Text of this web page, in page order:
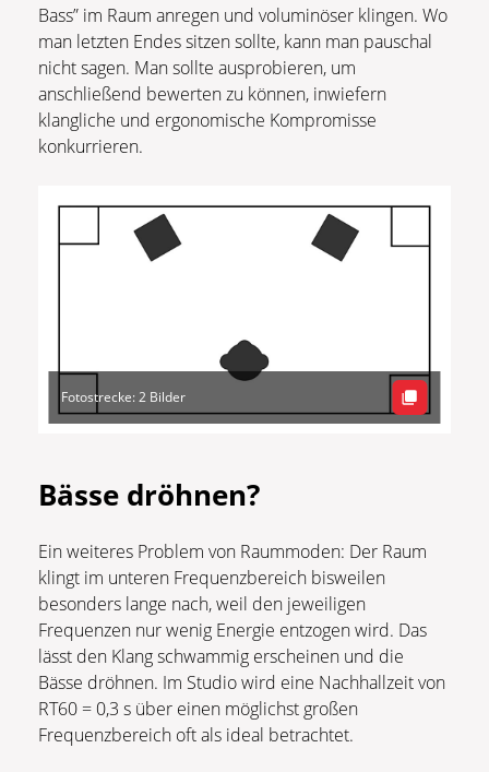
Bass” im Raum anregen und voluminöser klingen. Wo
man letzten Endes sitzen sollte, kann man pauschal
nicht sagen. Man sollte ausprobieren, um
anschließend bewerten zu können, inwiefern
klangliche und ergonomische Kompromisse
konkurrieren.
Fotostrecke: 2 Bilder
Bässe dröhnen?
Ein weiteres Problem von Raummoden: Der Raum
klingt im unteren Frequenzbereich bisweilen
besonders lange nach, weil den jeweiligen
Frequenzen nur wenig Energie entzogen wird. Das
lässt den Klang schwammig erscheinen und die
Bässe dröhnen. Im Studio wird eine Nachhallzeit von
RT60 = 0,3 s über einen möglichst großen
Frequenzbereich oft als ideal betrachtet.